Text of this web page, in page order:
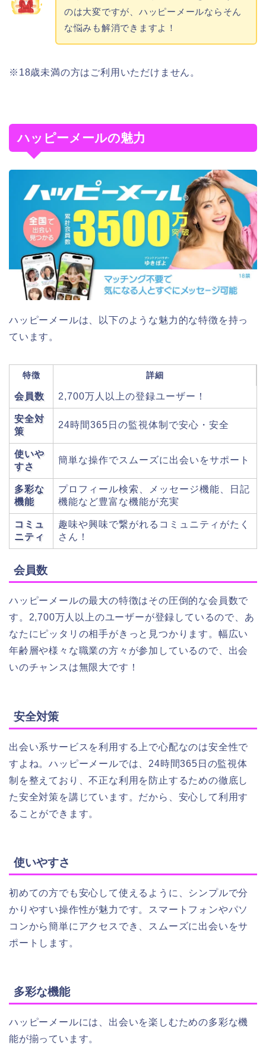
のは大変ですが、ハッピーメールならそん
な悩みも解消できますよ！
※18歳未満の方はご利用いただけません。
ハッピーメールの魅力
ハッピーメールは、以下のような魅力的な特徴を持っ
ています。
特徴 詳細
会員数 2,700万人以上の登録ユーザー！
安全対
策
24時間365日の監視体制で安心・安全
使いや
すさ
簡単な操作でスムーズに出会いをサポート
多彩な
機能
プロフィール検索、メッセージ機能、日記
機能など豊富な機能が充実
コミュ
ニティ
趣味や興味で繋がれるコミュニティがたく
さん！
会員数
ハッピーメールの最大の特徴はその圧倒的な会員数で
す。2,700万人以上のユーザーが登録しているので、あ
なたにピッタリの相手がきっと見つかります。幅広い
年齢層や様々な職業の方々が参加しているので、出会
いのチャンスは無限大です！
安全対策
出会い系サービスを利用する上で心配なのは安全性で
すよね。ハッピーメールでは、24時間365日の監視体
制を整えており、不正な利用を防止するための徹底し
た安全対策を講じています。だから、安心して利用す
ることができます。
使いやすさ
初めての方でも安心して使えるように、シンプルで分
かりやすい操作性が魅力です。スマートフォンやパソ
コンから簡単にアクセスでき、スムーズに出会いをサ
ポートします。
多彩な機能
ハッピーメールには、出会いを楽しむための多彩な機
能が揃っています。